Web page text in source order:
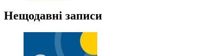
Нещодавні записи